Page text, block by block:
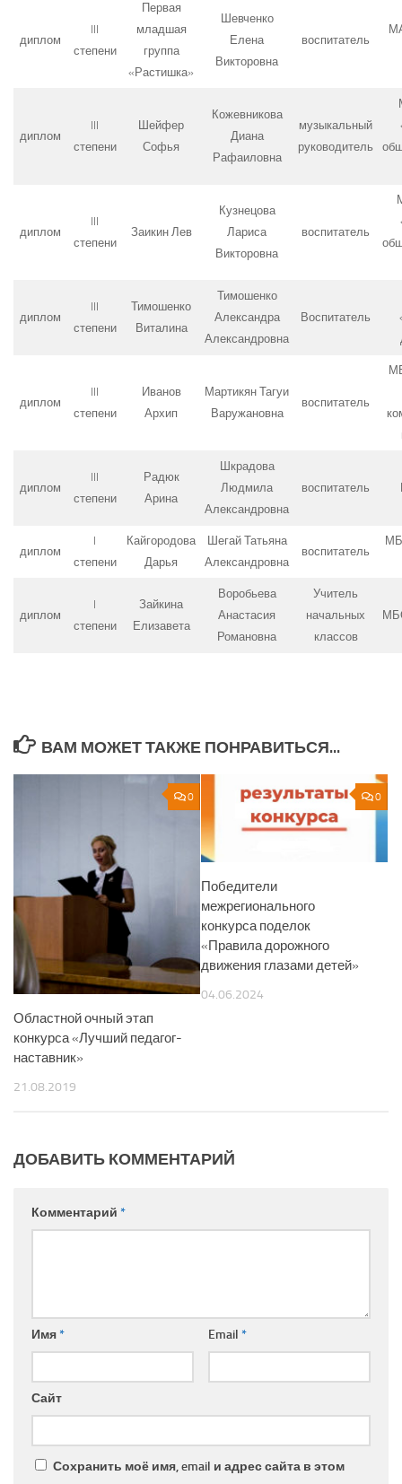
диплом
III
степени
Первая
младшая
группа
«Растишка»
Шевченко
Елена
Викторовна
воспитатель
диплом
III
степени
Шейфер
Софья
Кожевникова
Диана
Рафаиловна
музыкальный
руководитель
диплом
III
степени
Заикин Лев
Кузнецова
Лариса
Викторовна
воспитатель
диплом
III
степени
Тимошенко
Виталина
Тимошенко
Александра
Александровна
Воспитатель
диплом
III
степени
Иванов
Архип
Мартикян Тагуи
Варужановна
воспитатель
диплом
III
степени
Радюк
Арина
Шкрадова
Людмила
Александровна
воспитатель
диплом
I
степени
Кайгородова
Дарья
Шегай Татьяна
Александровна
воспитатель
диплом
I
степени
Зайкина
Елизавета
Воробьева
Анастасия
Романовна
Учитель
начальных
классов
ВАМ МОЖЕТ ТАКЖЕ ПОНРАВИТЬСЯ...
0
Областной очный этап
конкурса «Лучший педагог-
наставник»
21.08.2019
0
Победители
межрегионального
конкурса поделок
«Правила дорожного
движения глазами детей»
04.06.2024
ДОБАВИТЬ КОММЕНТАРИЙ
Комментарий *
Имя* Email *
Сайт
Сохранить моё имя, email и адрес сайта в этом